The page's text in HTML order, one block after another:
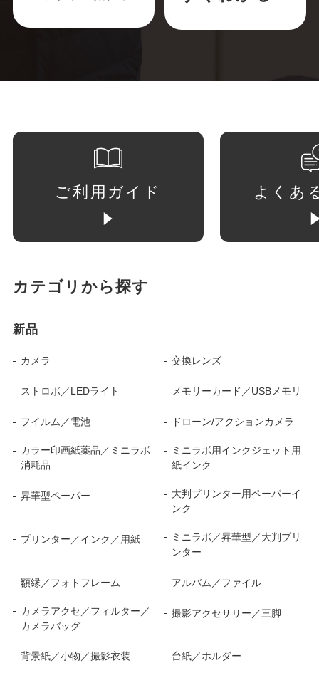
ご利用ガイド よくあ
カテゴリから探す
新品
カメラ 交換レンズ
ストロボ／LEDライト メモリーカード／USBメモリ
フイルム／電池 ドローン/アクションカメラ
カラー印画紙薬品／ミニラボ
消耗品
ミニラボ用インクジェット用
紙インク
昇華型ペーパー
大判プリンター用ペーパーイ
ンク
プリンター／インク／用紙
ミニラボ／昇華型／大判プリ
ンター
額縁／フォトフレーム アルバム／ファイル
カメラアクセ／フィルター／
カメラバッグ
撮影アクセサリー／三脚
背景紙／小物／撮影衣装 台紙／ホルダー